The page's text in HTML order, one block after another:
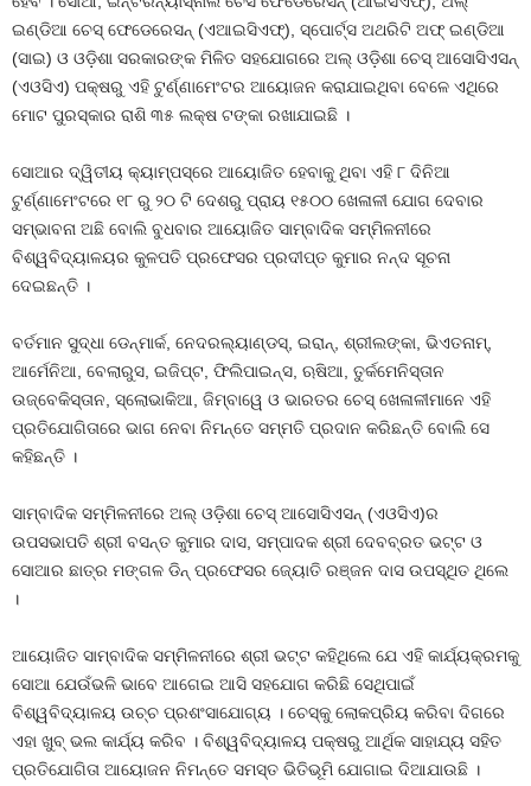
ଇଣ୍ଡିଆ ଚେସ୍ ଫେଡେରେସନ୍ (ଏଆଇସିଏଫ୍‌), ସ୍ପୋର୍ଟ୍ସ ଅଥରିଟି ଅଫ୍ ଇଣ୍ଡିଆ
(ସାଇ) ଓ ଓଡ଼ିଶା ସରକାରଙ୍କ ମିଳିତ ସହଯୋଗରେ ଅଲ୍ ଓଡ଼ିଶା ଚେସ୍ ଆସୋସିଏସନ୍
(ଏଓସିଏ) ପକ୍ଷରୁ ଏହି ଟୁର୍ଣ୍ଣାମେଂଟର ଆୟୋଜନ କରାଯାଇଥିବା ବେଳେ ଏଥିରେ
ମୋଟ ପୁରସ୍କାର ରାଶି ୩୫ ଲକ୍ଷ ଟଙ୍କା ରଖାଯାଇଛି ।
ସୋଆର ଦ୍ୱିତୀୟ କ୍ୟାମ୍ପସ୍‌ରେ ଆୟୋଜିତ ହେବାକୁ ଥିବା ଏହି ୮ ଦିନିଆ
ଟୁର୍ଣ୍ଣାମେଂଟରେ ୧୮ ରୁ ୨୦ ଟି ଦେଶରୁ ପ୍ରାୟ ୧୫୦୦ ଖେଳାଳୀ ଯୋଗ ଦେବାର
ସମ୍ଭାବନା ଅଛି ବୋଲି ବୁଧବାର ଆୟୋଜିତ ସାମ୍ବାଦିକ ସମ୍ମିଳନୀରେ
ବିଶ୍ୱବିଦ୍ୟାଳୟର କୁଳପତି ପ୍ରଫେସର ପ୍ରଦୀପ୍ତ କୁମାର ନନ୍ଦ ସୂଚନା
ଦେଇଛନ୍ତି ।
ବର୍ତମାନ ସୁଦ୍ଧା ଡେନ୍‌ମାର୍କ, ନେଦରଲ୍ୟାଣ୍ଡସ୍‌, ଇରାନ୍‌, ଶ୍ରୀଲଙ୍କା, ଭିଏତନାମ୍‌,
ଆର୍ମେନିଆ, ବେଲାରୁସ, ଇଜିପ୍ଟ, ଫିଲିପାଇନ୍ସ, ଋଷିଆ, ତୁର୍କମେନିସ୍ତାନ
ଉଜ୍‌ବେକିସ୍ତାନ, ସ୍ଲୋଭାକିଆ, ଜିମ୍ବାୱେ ଓ ଭାରତର ଚେସ୍ ଖେଳାଳୀମାନେ ଏହି
ପ୍ରତିଯୋଗିତାରେ ଭାଗ ନେବା ନିମନ୍ତେ ସମ୍ମତି ପ୍ରଦାନ କରିଛନ୍ତି ବୋଲି ସେ
କହିଛନ୍ତି ।
ସାମ୍ବାଦିକ ସମ୍ମିଳନୀରେ ଅଲ୍ ଓଡ଼ିଶା ଚେସ୍ ଆସୋସିଏସନ୍ (ଏଓସିଏ)ର
ଉପସଭାପତି ଶ୍ରୀ ବସନ୍ତ କୁମାର ଦାସ, ସମ୍ପାଦକ ଶ୍ରୀ ଦେବବ୍ରତ ଭଟ୍ଟ ଓ
ସୋଆର ଛାତ୍ର ମଙ୍ଗଳ ଡିନ୍ ପ୍ରଫେସର ଜ୍ୟୋତି ରଞ୍ଜନ ଦାସ ଉପସ୍ଥିତ ଥିଲେ
।
ଆୟୋଜିତ ସାମ୍ବାଦିକ ସମ୍ମିଳନୀରେ ଶ୍ରୀ ଭଟ୍ଟ କହିଥିଲେ ଯେ ଏହି କାର୍ଯ୍ୟକ୍ରମକୁ
ସୋଆ ଯେଉଁଭଳି ଭାବେ ଆଗେଇ ଆସି ସହଯୋଗ କରିଛି ସେଥିପାଇଁ
ବିଶ୍ୱବିଦ୍ୟାଳୟ ଉଚ୍ଚ ପ୍ରଶଂସାଯୋଗ୍ୟ । ଚେସ୍‌କୁ ଲୋକପ୍ରିୟ କରିବା ଦିଗରେ
ଏହା ଖୁବ୍ ଭଲ କାର୍ଯ୍ୟ କରିବ । ବିଶ୍ୱବିଦ୍ୟାଳୟ ପକ୍ଷରୁ ଆର୍ଥିକ ସାହାଯ୍ୟ ସହିତ
ପ୍ରତିଯୋଗିତା ଆୟୋଜନ ନିମନ୍ତେ ସମସ୍ତ ଭିତିଭୂମି ଯୋଗାଇ ଦିଆଯାଉଛି ।